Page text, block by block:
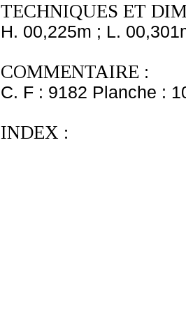
TECHNIQUES ET
H. 00,225m ; L.
COMMENTAIRE :
C. F : 9182 Planche :
INDEX :